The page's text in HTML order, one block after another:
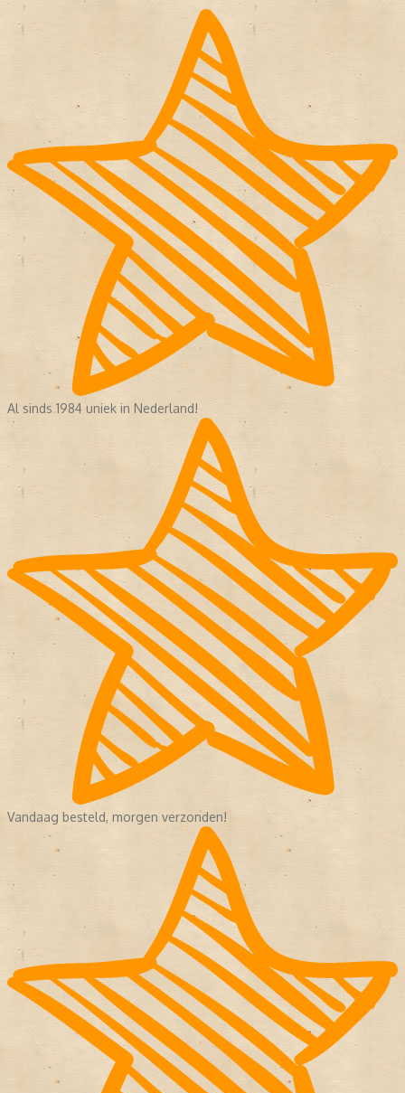
Al sinds 1984 uniek in Nederland!
Vandaag besteld, morgen verzonden!